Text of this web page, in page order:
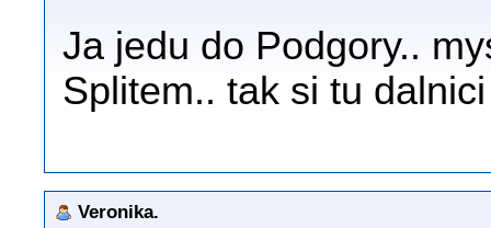
Ja jedu do Podgory..
Splitem.. tak si tu
Veronika.